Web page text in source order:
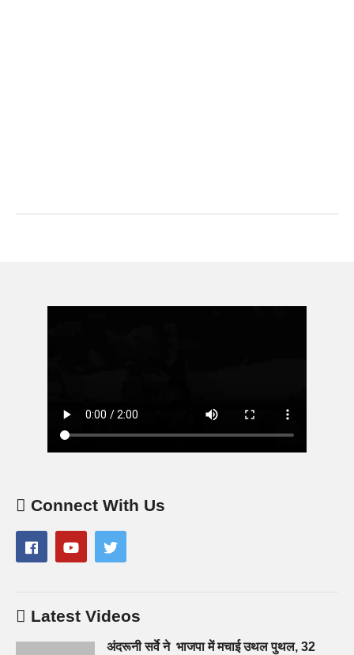
Connect With Us
Latest Videos
अंदरूनी सर्वे ने भाजपा में मचाई उथल पुथल, 32